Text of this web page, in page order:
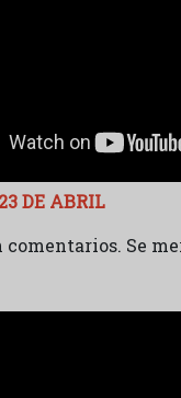
DE ABRIL
comentarios. Se